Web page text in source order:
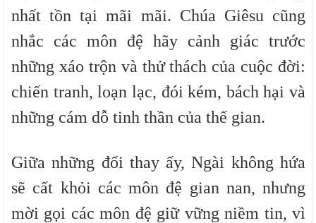
nhất tồn tại mãi mãi. Chúa Giêsu cũng
nhắc các môn đệ hãy cảnh giác trước
những xáo trộn và thử thách của cuộc đời:
chiến tranh, loạn lạc, đói kém, bách hại và
những cám dỗ tinh thần của thế gian.
Giữa những đổi thay ấy, Ngài không hứa
sẽ cất khỏi các môn đệ gian nan, nhưng
mời gọi các môn đệ giữ vững niềm tin, vì